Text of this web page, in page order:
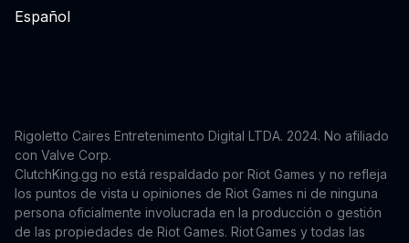
Español
Rigoletto Caires Entretenimento Digital LTDA. 2024. No afiliado
con Valve Corp.
ClutchKing.gg no está respaldado por Riot Games y no refleja
los puntos de vista u opiniones de Riot Games ni de ninguna
persona oficialmente involucrada en la producción o gestión
de las propiedades de Riot Games. Riot Games y todas las